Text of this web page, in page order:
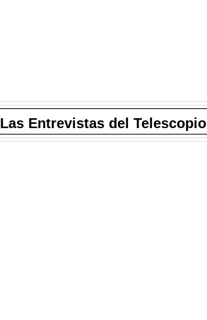
Las Entrevistas del Telescopio